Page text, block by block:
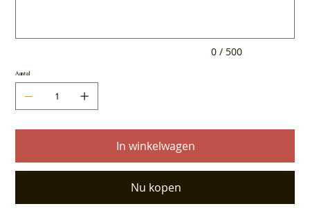
0 / 500
Aantal
In winkelwagen
Nu kopen